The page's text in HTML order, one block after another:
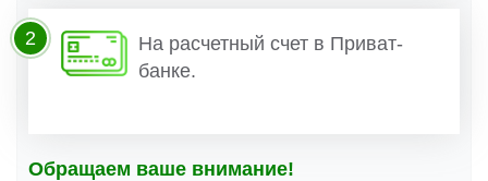
На расчетный счет в Приват-
банке.
2
Обращаем ваше внимание!